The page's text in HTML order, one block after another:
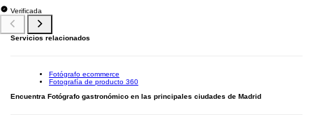
Verificada
Servicios relacionados
Fotógrafo ecommerce
Fotografía de producto 360
Encuentra Fotógrafo gastronómico en las principales ciudades de Madrid